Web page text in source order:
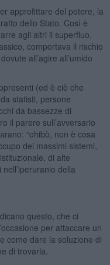
approfittare del potere, la
dello Stato. Così è
agli altri il superfluo,
comportava il rischio
all’agire all’umido
(ed è ciò che
statisti, persone
da bassezze di
il parere sull’avversario
“ohibò, non è cosa
dei massimi sistemi,
di alte
della
questo, che ci
per attaccare un
come dare la soluzione di
di trovarla.